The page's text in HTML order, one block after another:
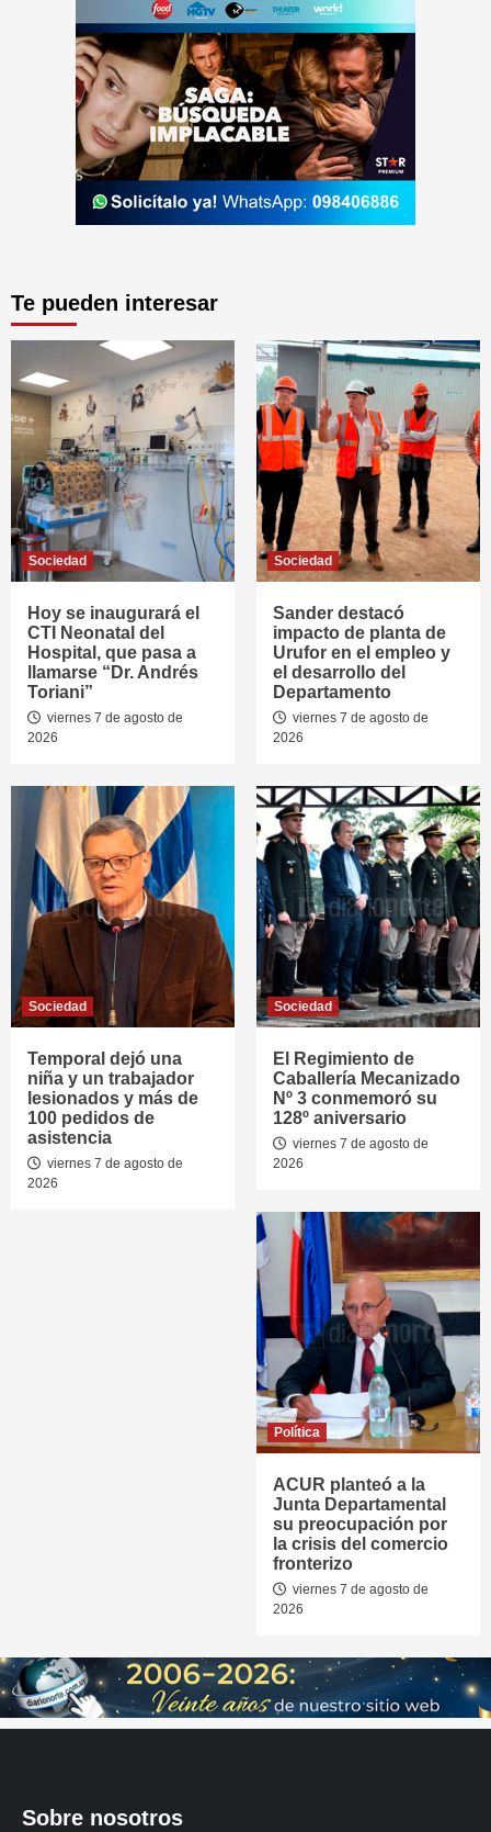
Te pueden interesar
Sociedad
Hoy se inaugurará el
CTI Neonatal del
Hospital, que pasa a
llamarse “Dr. Andrés
Toriani”
viernes 7 de agosto de
2026
Sociedad
Sander destacó
impacto de planta de
Urufor en el empleo y
el desarrollo del
Departamento
viernes 7 de agosto de
2026
Sociedad
Temporal dejó una
niña y un trabajador
lesionados y más de
100 pedidos de
asistencia
viernes 7 de agosto de
2026
Sociedad
El Regimiento de
Caballería Mecanizado
Nº 3 conmemoró su
128º aniversario
viernes 7 de agosto de
2026
Política
ACUR planteó a la
Junta Departamental
su preocupación por
la crisis del comercio
fronterizo
viernes 7 de agosto de
2026
Sobre nosotros